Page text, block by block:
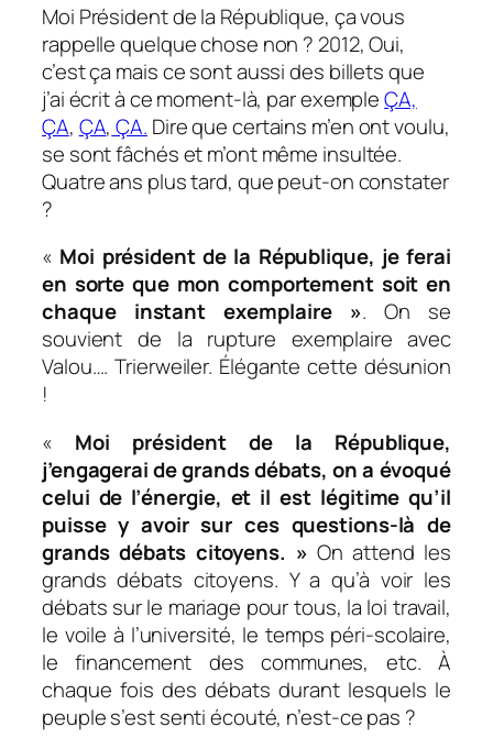
Moi Président de la République, ça vous
rappelle quelque chose non ? 2012, Oui,
c’est ça mais ce sont aussi des billets que
j’ai écrit à ce moment-là, par exempleÇA,
ÇA, ÇA, ÇA. Dire que certains m’en ont voulu,
se sont fâchés et m’ont même insultée.
Quatre ans plus tard, que peut-on constater
?
« Moi président de la République, je ferai
en sorte que mon comportement soit en
chaque instant exemplaire ». On se
souvient de la rupture exemplaire avec
Valou…. Trierweiler. Élégante cette désunion
!
« Moi président de la République,
j’engagerai de grands débats, on a évoqué
celui de l’énergie, et il est légitime qu’il
puisse y avoir sur ces questions-là de
grands débats citoyens. » On attend les
grands débats citoyens. Y a qu’à voir les
débats sur le mariage pour tous, la loi travail,
le voile à l’université, le temps péri-scolaire,
le financement des communes, etc. À
chaque fois des débats durant lesquels le
peuple s’est senti écouté, n’est-ce pas ?